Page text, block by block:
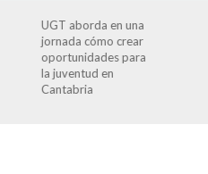
UGT aborda en una
jornada cómo crear
oportunidades para
la juventud en
Cantabria